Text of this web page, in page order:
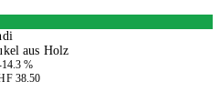
aus Holz
%
38.50